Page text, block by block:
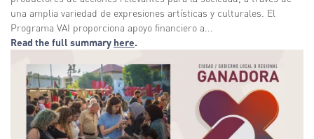
una amplia variedad de expresiones artísticas y culturales. El
Programa VAI proporciona apoyo financiero a...
Read the full summary here.